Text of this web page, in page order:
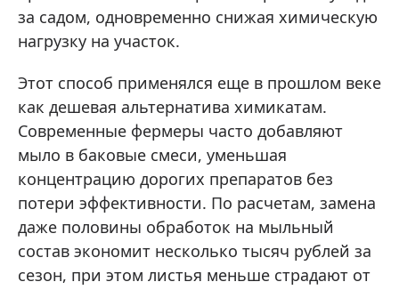
за садом, одновременно снижая химическую
нагрузку на участок.
Этот способ применялся еще в прошлом веке
как дешевая альтернатива химикатам.
Современные фермеры часто добавляют
мыло в баковые смеси, уменьшая
концентрацию дорогих препаратов без
потери эффективности. По расчетам, замена
даже половины обработок на мыльный
состав экономит несколько тысяч рублей за
сезон, при этом листья меньше страдают от